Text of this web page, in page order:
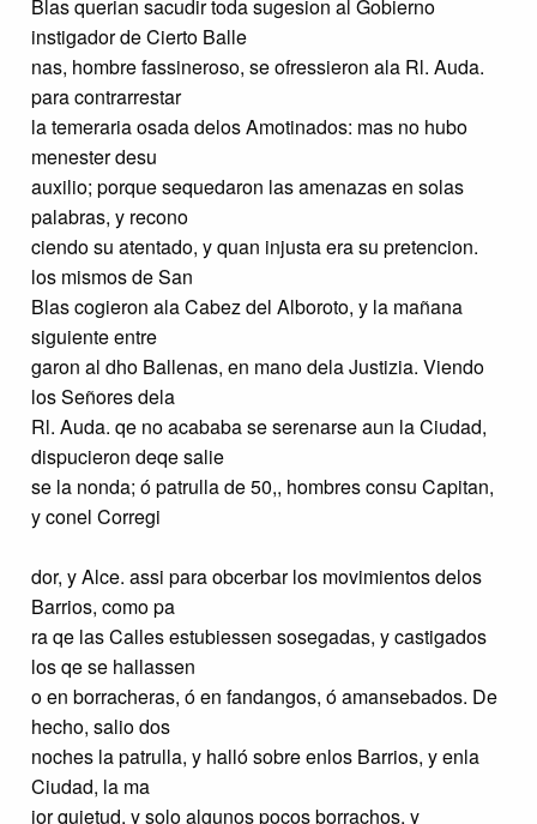
Blas querian sacudir toda sugesion al Gobierno
instigador de Cierto Balle
nas, hombre fassineroso, se ofressieron ala Rl. Auda.
para contrarrestar
la temeraria osada delos Amotinados: mas no hubo
menester desu
auxilio; porque sequedaron las amenazas en solas
palabras, y recono
ciendo su atentado, y quan injusta era su pretencion.
los mismos de San
Blas cogieron ala Cabez del Alboroto, y la mañana
siguiente entre
garon al dho Ballenas, en mano dela Justizia. Viendo
los Señores dela
Rl. Auda. qe no acababa se serenarse aun la Ciudad,
dispucieron deqe salie
se la nonda; ó patrulla de 50,, hombres consu Capitan,
y conel Corregi
dor, y Alce. assi para obcerbar los movimientos delos
Barrios, como pa
ra qe las Calles estubiessen sosegadas, y castigados
los qe se hallassen
o en borracheras, ó en fandangos, ó amansebados. De
hecho, salio dos
noches la patrulla, y halló sobre enlos Barrios, y enla
Ciudad, la ma
ior quietud, y solo algunos pocos borrachos, y